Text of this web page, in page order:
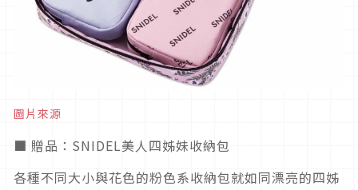
圖片來源
■ 贈品：SNIDEL美人四姊妹收納包
各種不同大小與花色的粉色系收納包就如同漂亮的四姊